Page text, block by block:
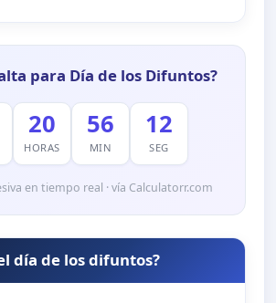
para Día de los Difuntos?
20
HORAS
56
MIN
11
SEG
en tiempo real · vía Calculatorr.com
día de los difuntos?